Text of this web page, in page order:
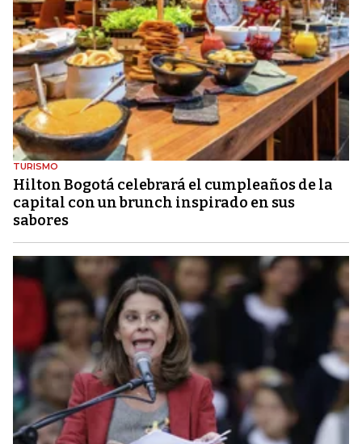
TURISMO
Hilton Bogotá celebrará el cumpleaños de la
capital con un brunch inspirado en sus
sabores